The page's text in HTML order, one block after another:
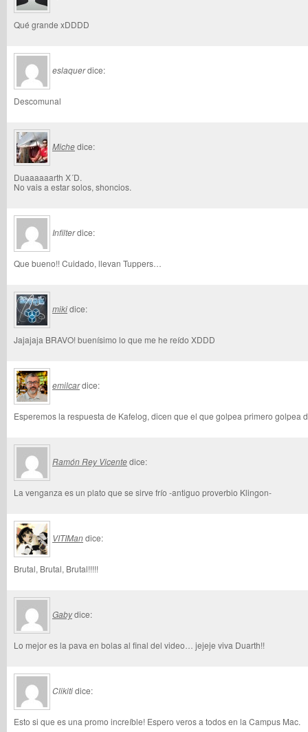
Qué grande xDDDD
eslaquerdice:
Descomunal
Michedice:
Duaaaaaarth X´D.
No vais a estar solos, shoncios.
Infilterdice:
Que bueno!! Cuidado, llevan Tuppers…
mikidice:
Jajajaja BRAVO! buenísimo lo que me he reído XDDD
emilcardice:
Esperemos la respuesta de Kafelog, dicen que el que golpea primero golpea
Ramón Rey Vicentedice:
La venganza es un plato que se sirve frío -antiguo proverbio Klingon-
VITIMandice:
Brutal, Brutal, Brutal!!!!!
Gabydice:
Lo mejor es la pava en bolas al final del video… jejeje viva Duarth!!
Clikitidice:
Esto si que es una promo increíble! Espero veros a todos en la Campus Mac.